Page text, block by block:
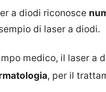
a diodi riconosce
di laser a diodi.
medico, il laser a
, per il